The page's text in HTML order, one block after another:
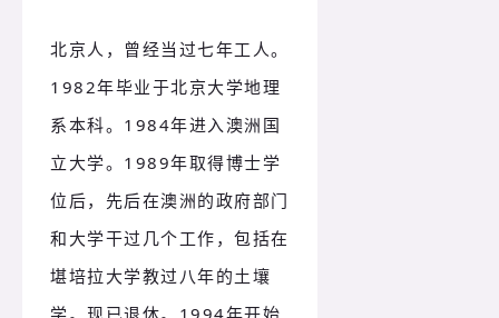
北京人，曾经当过七年工人。
1982年毕业于北京大学地理
系本科。1984年进入澳洲国
立大学。1989年取得博士学
位后，先后在澳洲的政府部门
和大学干过几个工作，包括在
堪培拉大学教过八年的土壤
学。现已退休。1994年开始